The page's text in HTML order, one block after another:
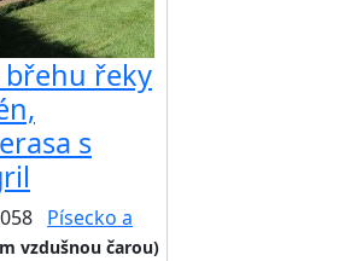
břehu řeky
s
Písecko a
vzdušnou čarou)